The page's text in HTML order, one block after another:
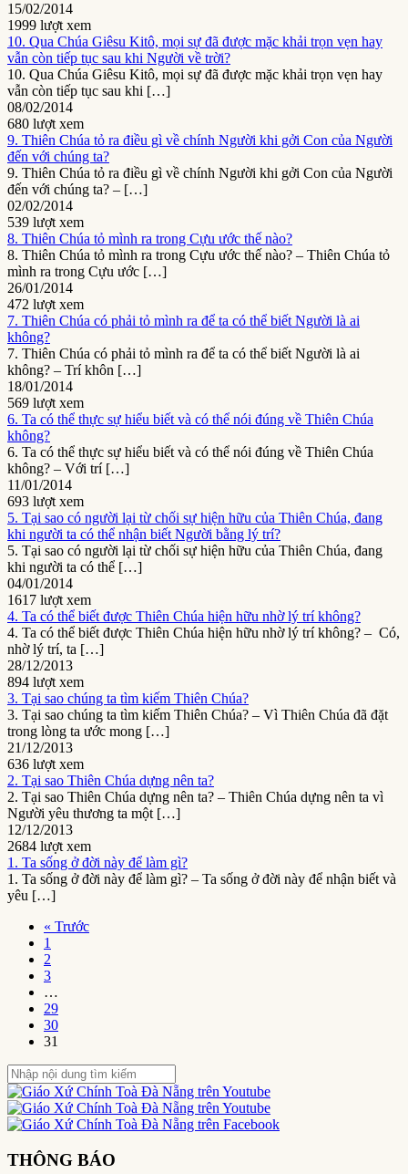
15/02/2014
1999 lượt xem
10. Qua Chúa Giêsu Kitô, mọi sự đã được mặc khải trọn vẹn hay
vẫn còn tiếp tục sau khi Người về trời?
10. Qua Chúa Giêsu Kitô, mọi sự đã được mặc khải trọn vẹn hay
vẫn còn tiếp tục sau khi […]
08/02/2014
680 lượt xem
9. Thiên Chúa tỏ ra điều gì về chính Người khi gởi Con của Người
đến với chúng ta?
9. Thiên Chúa tỏ ra điều gì về chính Người khi gởi Con của Người
đến với chúng ta? – […]
02/02/2014
539 lượt xem
8. Thiên Chúa tỏ mình ra trong Cựu ước thế nào?
8. Thiên Chúa tỏ mình ra trong Cựu ước thế nào? – Thiên Chúa tỏ
mình ra trong Cựu ước […]
26/01/2014
472 lượt xem
7. Thiên Chúa có phải tỏ mình ra để ta có thể biết Người là ai
không?
7. Thiên Chúa có phải tỏ mình ra để ta có thể biết Người là ai
không? – Trí khôn […]
18/01/2014
569 lượt xem
6. Ta có thể thực sự hiểu biết và có thể nói đúng về Thiên Chúa
không?
6. Ta có thể thực sự hiểu biết và có thể nói đúng về Thiên Chúa
không? – Với trí […]
11/01/2014
693 lượt xem
5. Tại sao có người lại từ chối sự hiện hữu của Thiên Chúa, đang
khi người ta có thể nhận biết Người bằng lý trí?
5. Tại sao có người lại từ chối sự hiện hữu của Thiên Chúa, đang
khi người ta có thể […]
04/01/2014
1617 lượt xem
4. Ta có thể biết được Thiên Chúa hiện hữu nhờ lý trí không?
4. Ta có thể biết được Thiên Chúa hiện hữu nhờ lý trí không? – Có,
nhờ lý trí, ta […]
28/12/2013
894 lượt xem
3. Tại sao chúng ta tìm kiếm Thiên Chúa?
3. Tại sao chúng ta tìm kiếm Thiên Chúa? – Vì Thiên Chúa đã đặt
trong lòng ta ước mong […]
21/12/2013
636 lượt xem
2. Tại sao Thiên Chúa dựng nên ta?
2. Tại sao Thiên Chúa dựng nên ta? – Thiên Chúa dựng nên ta vì
Người yêu thương ta một […]
12/12/2013
2684 lượt xem
1. Ta sống ở đời này để làm gì?
1. Ta sống ở đời này để làm gì? – Ta sống ở đời này để nhận biết và
yêu […]
« Trước
1
2
3
…
29
30
31
THÔNG BÁO